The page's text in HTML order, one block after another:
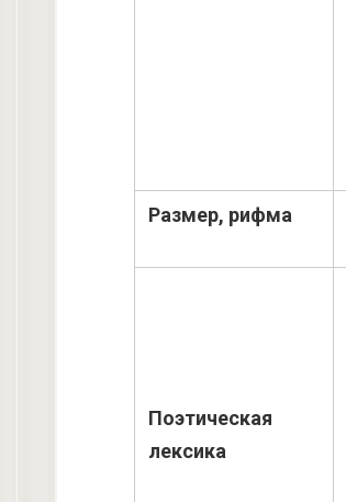
Размер, рифма
Поэтическая
лексика